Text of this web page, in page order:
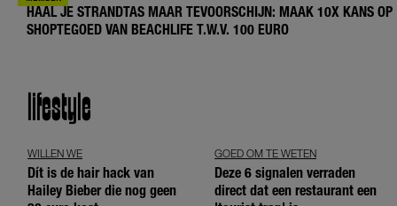
HAAL JE STRANDTAS MAAR TEVOORSCHIJN: MAAK 10X KANS OP
SHOPTEGOED VAN BEACHLIFE T.W.V. 100 EURO
lifestyle
WILLEN WE
Dít is de hair hack van
Hailey Bieber die nog geen
GOED OM TE WETEN
Deze 6 signalen verraden
direct dat een restaurant een